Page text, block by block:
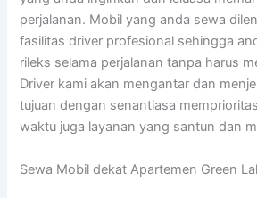
perjalanan. Mobil yang anda sewa
fasilitas driver profesional sehingga
rileks selama perjalanan tanpa harus
Driver kami akan mengantar dan
tujuan dengan senantiasa
waktu juga layanan yang santun dan
Sewa Mobil dekat Apartemen Green